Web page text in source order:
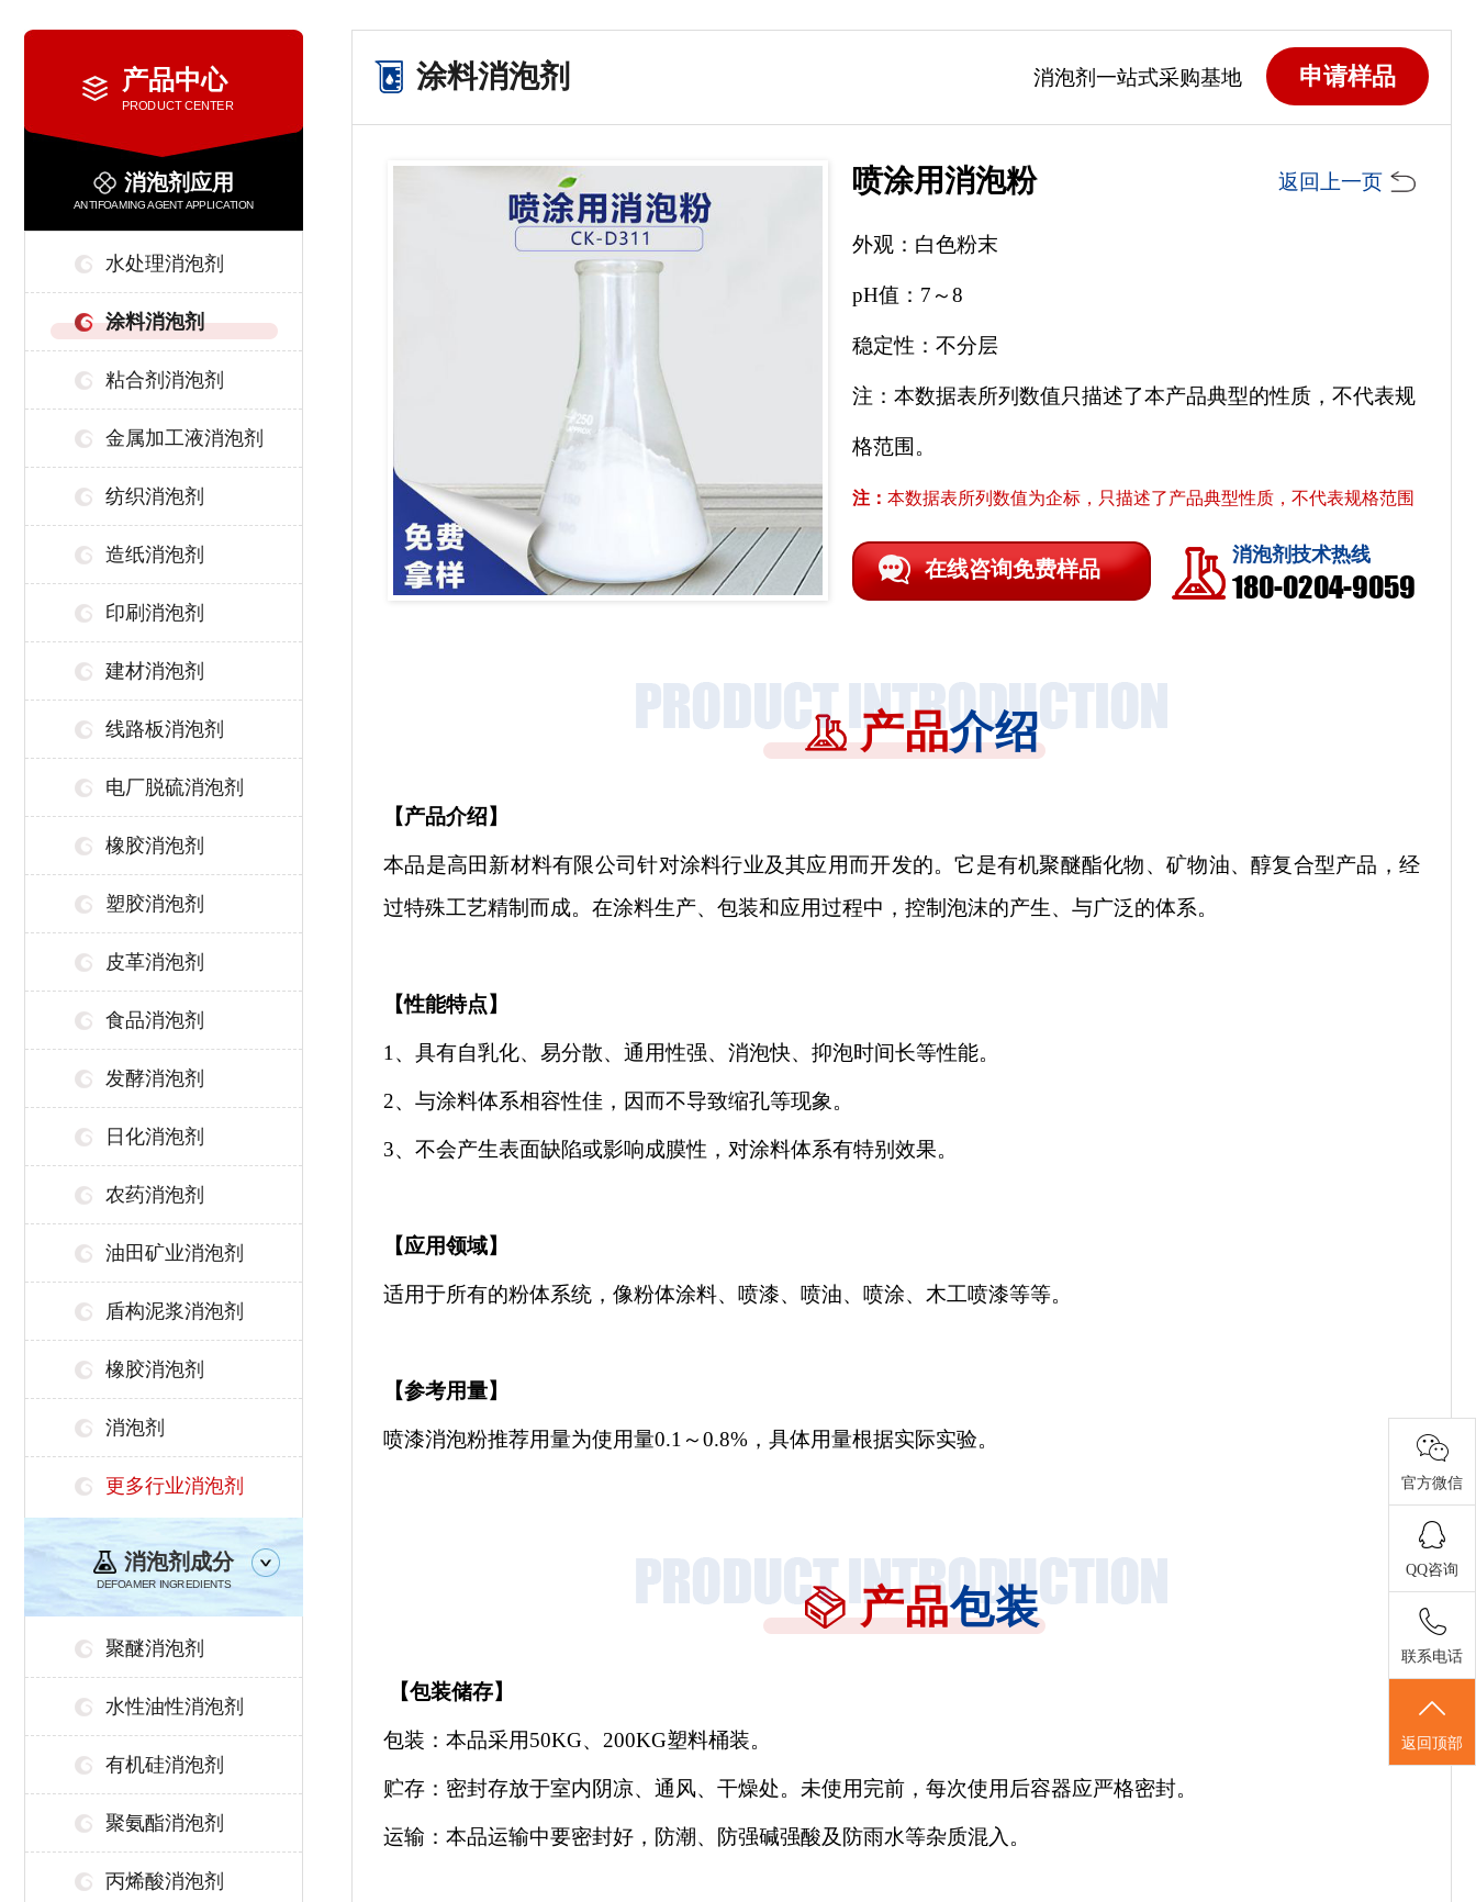
产品中心
PRODUCT CENTER
消泡剂应用
ANTIFOAMING AGENT APPLICATION
水处理消泡剂
涂料消泡剂
粘合剂消泡剂
金属加工液消泡剂
纺织消泡剂
造纸消泡剂
印刷消泡剂
建材消泡剂
线路板消泡剂
电厂脱硫消泡剂
橡胶消泡剂
塑胶消泡剂
皮革消泡剂
食品消泡剂
发酵消泡剂
日化消泡剂
农药消泡剂
油田矿业消泡剂
盾构泥浆消泡剂
橡胶消泡剂
消泡剂
更多行业消泡剂
消泡剂成分
DEFOAMER INGREDIENTS
聚醚消泡剂
水性油性消泡剂
有机硅消泡剂
聚氨酯消泡剂
丙烯酸消泡剂
涂料消泡剂 消泡剂一站式采购基地 申请样品
喷涂用消泡粉 返回上一页
外观：白色粉末
pH值：7～8
稳定性：不分层
注：本数据表所列数值只描述了本产品典型的性质，不代表规
格范围。
注： 本数据表所列数值为企标，只描述了产品典型性质，不代表规格范围
在线咨询免费样品
消泡剂技术热线
180-0204-9059
产品介绍
【产品介绍】
本品是高田新材料有限公司针对涂料行业及其应用而开发的。它是有机聚醚酯化物、矿物油、醇复合型产品，经
过特殊工艺精制而成。在涂料生产、包装和应用过程中，控制泡沫的产生、与广泛的体系。
【性能特点】
1、具有自乳化、易分散、通用性强、消泡快、抑泡时间长等性能。
2、与涂料体系相容性佳，因而不导致缩孔等现象。
3、不会产生表面缺陷或影响成膜性，对涂料体系有特别效果。
【应用领域】
适用于所有的粉体系统，像粉体涂料、喷漆、喷油、喷涂、木工喷漆等等。
【参考用量】
喷漆消泡粉推荐用量为使用量0.1～0.8%，具体用量根据实际实验。
产品包装
【包装储存】
包装：本品采用50KG、200KG塑料桶装。
贮存：密封存放于室内阴凉、通风、干燥处。未使用完前，每次使用后容器应严格密封。
运输：本品运输中要密封好，防潮、防强碱强酸及防雨水等杂质混入。
官方微信
QQ咨询
联系电话
返回顶部